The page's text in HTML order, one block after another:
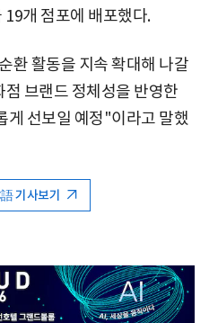
개 점포에 배포했다.
환 활동을 지속 확대해 나갈
브랜드 정체성을 반영한
게 선보일 예정"이라고 말했
기사보기